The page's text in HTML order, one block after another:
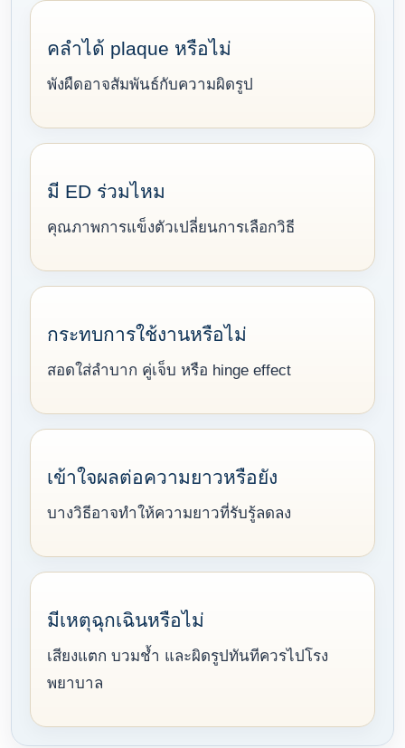
คลำได้ plaque หรือไม่
พังผืดอาจสัมพันธ์กับความผิดรูป
มี ED ร่วมไหม
คุณภาพการแข็งตัวเปลี่ยนการเลือกวิธี
กระทบการใช้งานหรือไม่
สอดใส่ลำบาก คู่เจ็บ หรือ hinge effect
เข้าใจผลต่อความยาวหรือยัง
บางวิธีอาจทำให้ความยาวที่รับรู้ลดลง
มีเหตุฉุกเฉินหรือไม่
เสียงแตก บวมช้ำ และผิดรูปทันทีควรไปโรง
พยาบาล